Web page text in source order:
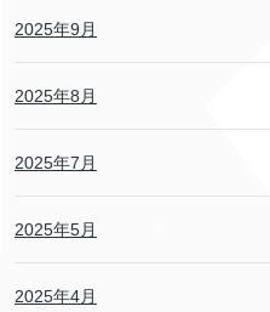
2025年9月
2025年8月
2025年7月
2025年5月
2025年4月